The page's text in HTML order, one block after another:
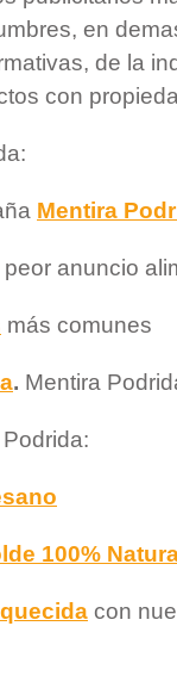
en
de la
con
Mentira
peor anuncio
más comunes
. Mentira
100%
con